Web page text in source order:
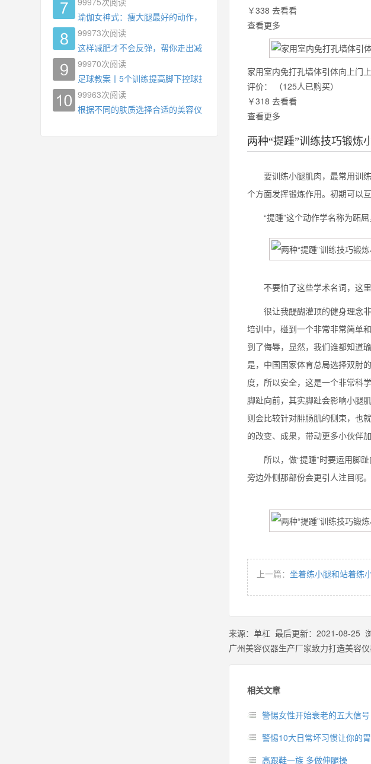
￥338 去看看
查看更多
家用室内免打孔墙体引体向上门
评价：
（125人已购买）
￥318 去看看
查看更多
两种“提踵”训练技巧锻炼
要训练小腿肌肉，最常用训练
个方面发挥锻炼作用。初期可以
“提踵”这个动作学名称为跖屈
不要怕了这些学术名词，这里
很让我醍醐灌顶的健身理念非
培训中，碰到一个非常非常简单
到了侮辱，显然，我们谁都知道
是，中国国家体育总局选择双肘
度，所以安全，这是一个非常科
脚趾向前，其实脚趾会影响小腿
则会比较针对腓肠肌的侧束，也
的改变、成果，带动更多小伙伴
所以，做“提踵”时要运用脚趾
旁边外侧那部份会更引人注目呢。
上一篇： 坐着练小腿和站着练
来源： 单杠 最后更新： 2021-08-25
广州美容仪器生产厂家致力打造美容
相关文章
警惕女性开始衰老的五大信号
警惕10大日常坏习惯让你的
高跟鞋一族 多做伸腿操
瑜伽女神式：瘦大腿最好的动作，没有之一，为什么你练了没效果？
99973次阅读
这样减肥才不会反弹，帮你走出减肥瓶颈
99970次阅读
足球教案丨5个训练提高脚下控球技术
99963次阅读
根据不同的肤质选择合适的美容仪器